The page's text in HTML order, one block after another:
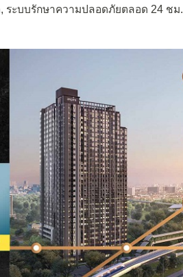
ระบบรักษาความปลอดภัยตลอด 24 ชม.